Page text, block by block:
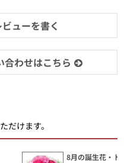
ューを書く
合わせはこちら
だけます。
8月の誕生花・ト